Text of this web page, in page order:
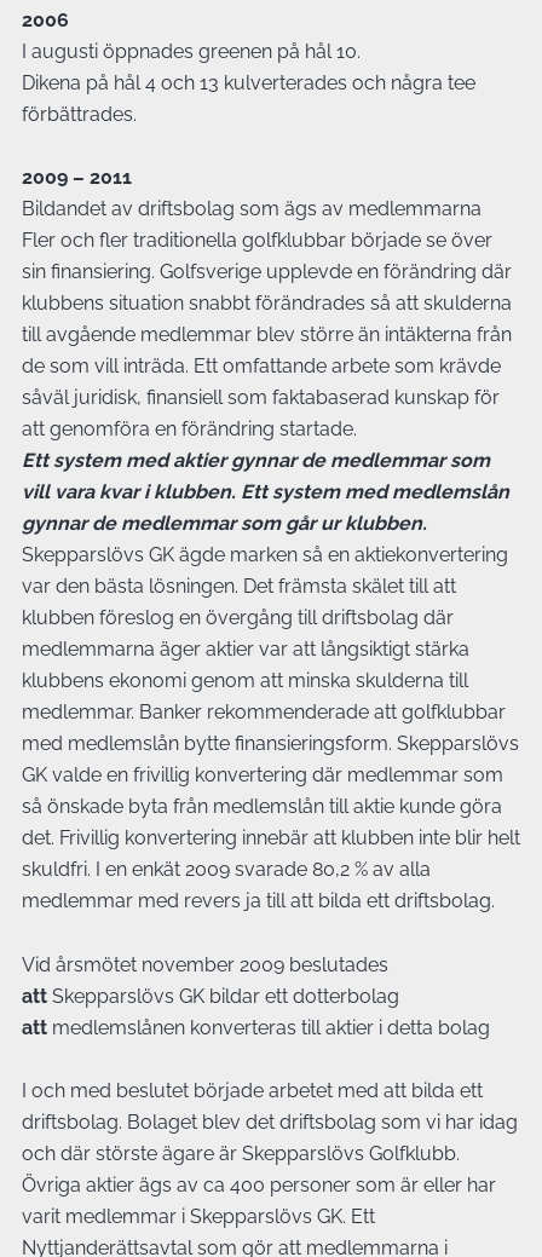
2006
I augusti öppnades greenen på hål 10.
Dikena på hål 4 och 13 kulverterades och några tee
förbättrades.
2009 – 2011
Bildandet av driftsbolag som ägs av medlemmarna
Fler och fler traditionella golfklubbar började se över
sin finansiering. Golfsverige upplevde en förändring där
klubbens situation snabbt förändrades så att skulderna
till avgående medlemmar blev större än intäkterna från
de som vill inträda. Ett omfattande arbete som krävde
såväl juridisk, finansiell som faktabaserad kunskap för
att genomföra en förändring startade.
Ett system med aktier gynnar de medlemmar som
vill vara kvar i klubben. Ett system med medlemslån
gynnar de medlemmar som går ur klubben.
Skepparslövs GK ägde marken så en aktiekonvertering
var den bästa lösningen. Det främsta skälet till att
klubben föreslog en övergång till driftsbolag där
medlemmarna äger aktier var att långsiktigt stärka
klubbens ekonomi genom att minska skulderna till
medlemmar. Banker rekommenderade att golfklubbar
med medlemslån bytte finansieringsform. Skepparslövs
GK valde en frivillig konvertering där medlemmar som
så önskade byta från medlemslån till aktie kunde göra
det. Frivillig konvertering innebär att klubben inte blir helt
skuldfri. I en enkät 2009 svarade 80,2 % av alla
medlemmar med revers ja till att bilda ett driftsbolag.
Vid årsmötet november 2009 beslutades
att Skepparslövs GK bildar ett dotterbolag
att medlemslånen konverteras till aktier i detta bolag
I och med beslutet började arbetet med att bilda ett
driftsbolag. Bolaget blev det driftsbolag som vi har idag
och där störste ägare är Skepparslövs Golfklubb.
Övriga aktier ägs av ca 400 personer som är eller har
varit medlemmar i Skepparslövs GK. Ett
Nyttjanderättsavtal som gör att medlemmarna i